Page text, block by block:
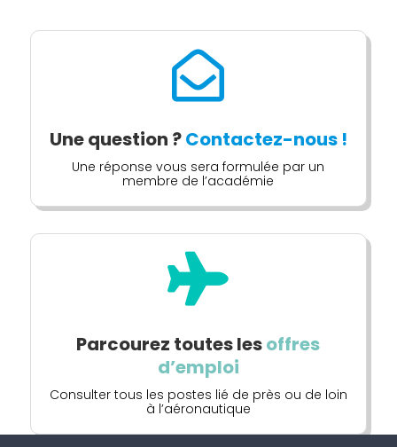

Une question ?Contactez-nous !
Une réponse vous sera formulée par un
membre de l’académie

Parcourez toutes lesoffres
d’emploi
Consulter tous les postes lié de près ou de loin
à l’aéronautique